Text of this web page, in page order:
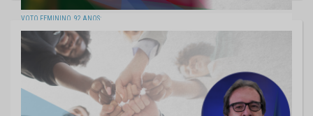
VOTO FEMININO, 92 ANOS:
HISTÓRIA DE LUTAS E CONQUISTAS
03/11/2022